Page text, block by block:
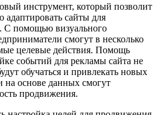
инструмент, который позволит
адаптировать сайты для
С помощью визуального
смогут в несколько
целевые действия. Помощь
событий для рекламы сайта не
обучаться и привлекать новых
на основе данных смогут
продвижения.